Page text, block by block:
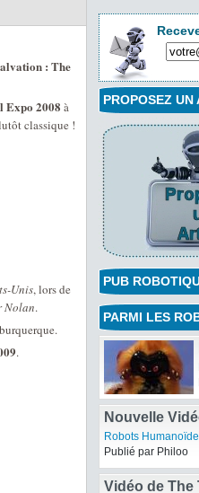
: The
Expo 2008 à
classique !
Unis, lors de
Nolan.
.
PROPOSEZ UN
PUB
PARMI LES
Nouvelle